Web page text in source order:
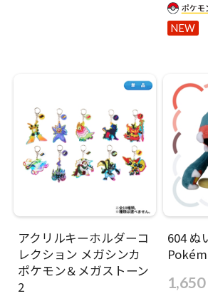
NEW
アクリルキーホルダーコ
レクション メガシンカ
ポケモン＆メガストーン
2
604 ぬ
1,650